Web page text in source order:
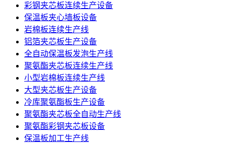
彩钢夹芯板连续生产设备
保温板夹心墙板设备
岩棉板连续生产线
铝箔夹芯板生产设备
全自动保温板发泡生产线
聚氨酯夹芯板连续生产线
小型岩棉板连续生产线
大型夹芯板生产设备
冷库聚氨酯板生产设备
聚氨酯夹芯板全自动生产线
聚氨酯彩钢夹芯板设备
保温板加工生产线